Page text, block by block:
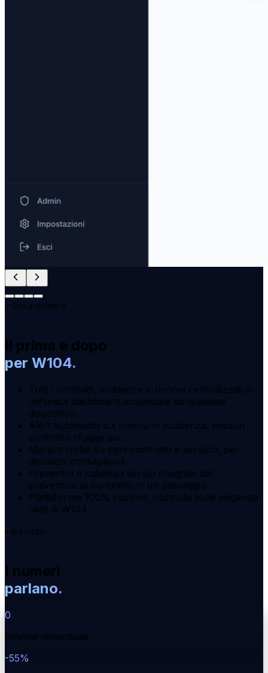
Cosa cambia
Il prima e dopo
per W104.
Tutti i contratti, scadenze e rinnovi centralizzati in
un'unica dashboard accessibile da qualsiasi
dispositivo.
Alert automatici sui rinnovi in scadenza: nessun
contratto sfugge piu.
Margini visibili su ogni contratto e servizio, per
decisioni consapevoli.
Preventivi e catalogo servizi integrati: dal
preventivo al contratto in un passaggio.
Piattaforma 100% custom, costruita sulle esigenze
reali di W104.
Risultati
I numeri
parlano.
0
Rinnovi dimenticati
-55%